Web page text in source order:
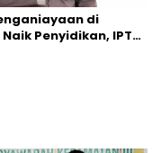
di
Penyidikan, IPTU